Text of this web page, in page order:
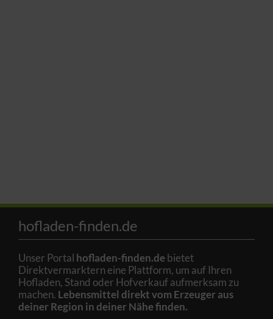
hofladen-finden.de
Unser Portal hofladen-finden.debietet
Direktvermarktern eine Plattform, um auf Ihren
Hofladen, Stand oder Hofverkauf aufmerksam zu
machen. Lebensmittel direkt vom Erzeuger aus
deiner Region in deiner Nähe finden.